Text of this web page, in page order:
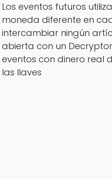
Los eventos futuros
moneda diferente en
intercambiar ningún
abierta con un
eventos con dinero real
las llaves